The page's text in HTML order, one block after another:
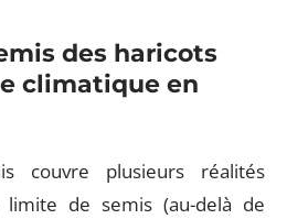
des haricots
climatique en
couvre plusieurs réalités
limite de semis (au-delà de